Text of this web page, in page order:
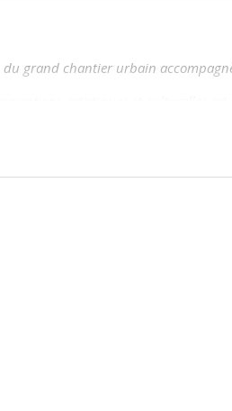
du grand chantier urbain
et à s’impliquer dans
approche pour favoriser
d’œuvres artistiques
et une certaine narration des
d’agir ou « démarche
la reproduction d’une chose,
ou communiquée, comme vecteur